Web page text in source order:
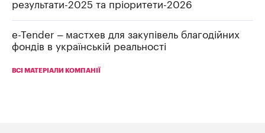
результати-2025 та пріоритети-2026
e-Tender – мастхев для закупівель благодійних
фондів в українській реальності
ВСІ МАТЕРІАЛИ КОМПАНІЇ